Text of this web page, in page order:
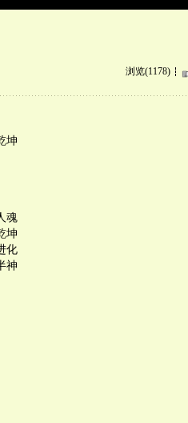
浏览(1178)
坤
魂
坤
化
神